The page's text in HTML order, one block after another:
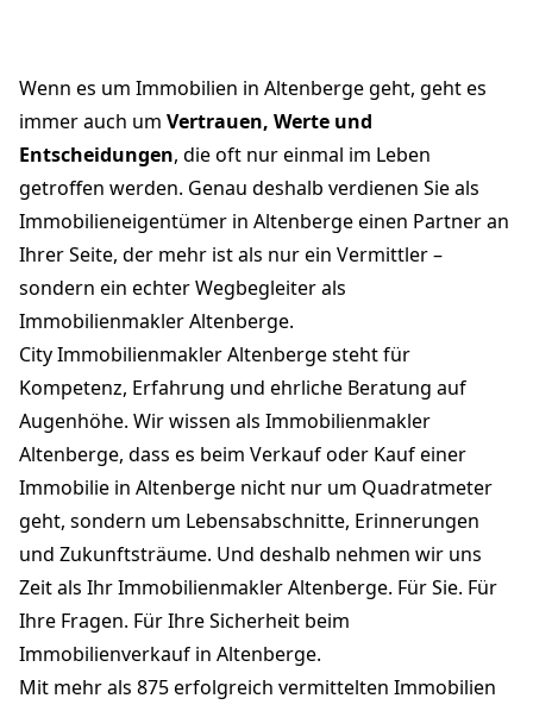
Wenn es um Immobilien in Altenberge geht, geht es
immer auch um Vertrauen, Werte und
Entscheidungen, die oft nur einmal im Leben
getroffen werden. Genau deshalb verdienen Sie als
Immobilieneigentümer in Altenberge einen Partner an
Ihrer Seite, der mehr ist als nur ein Vermittler –
sondern ein echter Wegbegleiter als
Immobilienmakler Altenberge.
City Immobilienmakler Altenberge steht für
Kompetenz, Erfahrung und ehrliche Beratung auf
Augenhöhe. Wir wissen als Immobilienmakler
Altenberge, dass es beim Verkauf oder Kauf einer
Immobilie in Altenberge nicht nur um Quadratmeter
geht, sondern um Lebensabschnitte, Erinnerungen
und Zukunftsträume. Und deshalb nehmen wir uns
Zeit als Ihr Immobilienmakler Altenberge. Für Sie. Für
Ihre Fragen. Für Ihre Sicherheit beim
Immobilienverkauf in Altenberge.
Mit mehr als 875 erfolgreich vermittelten Immobilien